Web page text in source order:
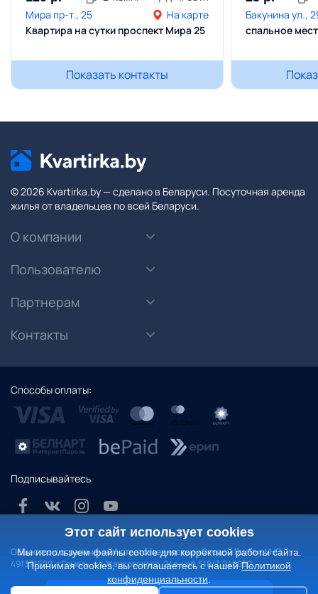
Мира пр-т., 25
На карте
Квартира на сутки проспект Мира 25
Показать контакты
Бакунина ул.,
спальное
© 2026 Kvartirka.by — сделано в Беларуси. Посуточная аренда
жилья от владельцев по всей Беларуси.
О компании
Пользователю
Партнерам
Контакты
Способы оплаты:
Подписывайтесь
Общество с ограниченной ответственностью «Отодом Групп», УНП
491391529. г.Гомель, ул.Жарковского, 24а, каб.518/7, 246050
Политика конфиденциальности
Этот сайт использует cookies
Мы используем файлы cookie для корректной работы сайта.
Принимая cookies, вы соглашаетесь с нашейПолитикой
конфиденциальности.